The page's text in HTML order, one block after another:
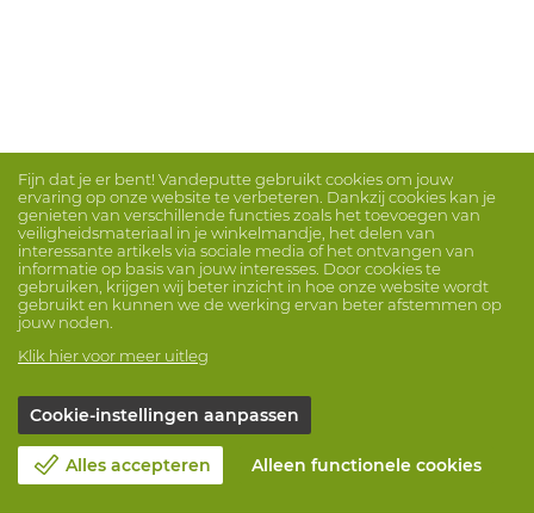
Fijn dat je er bent! Vandeputte gebruikt cookies om jouw
ervaring op onze website te verbeteren. Dankzij cookies kan je
genieten van verschillende functies zoals het toevoegen van
veiligheidsmateriaal in je winkelmandje, het delen van
interessante artikels via sociale media of het ontvangen van
informatie op basis van jouw interesses. Door cookies te
gebruiken, krijgen wij beter inzicht in hoe onze website wordt
gebruikt en kunnen we de werking ervan beter afstemmen op
jouw noden.
Klik hier voor meer uitleg
Cookie-instellingen aanpassen
Alles accepteren Alleen functionele cookies